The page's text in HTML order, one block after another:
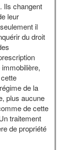
Ils changent
leur
il
du droit
de la
plus aucune
de cette
traitement
de propriété